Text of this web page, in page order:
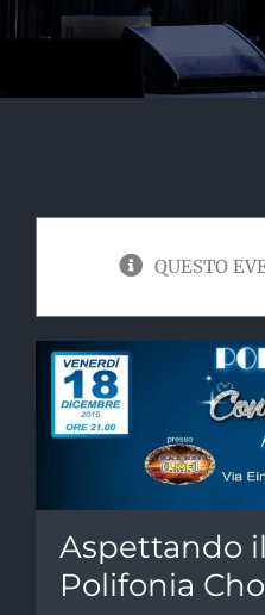
QUESTO
Aspettando
Polifonia